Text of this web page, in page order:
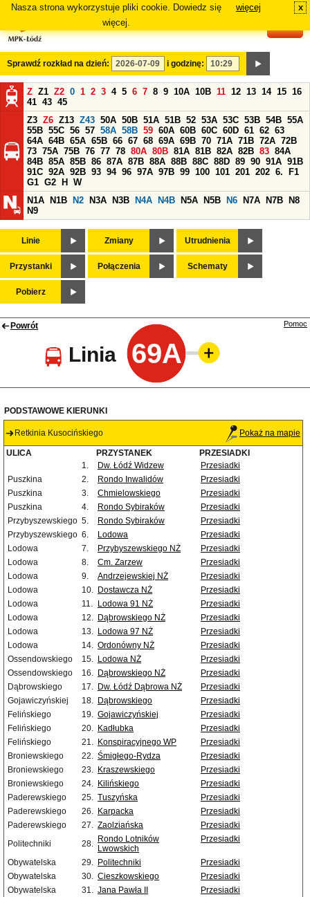
Nasza strona wykorzystuje pliki cookie. Dowiedz się
więcej.
więcej x
Sprawdź rozkład na dzień: i godzinę:
Z Z1 Z2 0 1 2 3 4 5 6 7 8 9 10A 10B 11 12 13 14 15 16
41 43 45
Z3 Z6 Z13 Z43 50A 50B 51A 51B 52 53A 53C 53B 54B 55A
55B 55C 56 57 58A 58B 59 60A 60B 60C 60D 61 62 63
64A 64B 65A 65B 66 67 68 69A 69B 70 71A 71B 72A 72B
73 75A 75B 76 77 78 80A 80B 81A 81B 82A 82B 83 84A
84B 85A 85B 86 87A 87B 88A 88B 88C 88D 89 90 91A 91B
91C 92A 92B 93 94 96 97A 97B 99 100 101 201 202 6.
F1
G1 G2 H
W
N1A
N1B N2 N3A N3B N4A N4B N5A N5B N6 N7A N7B
N8
N9
Linie Zmiany Utrudnienia
Przystanki Połączenia Schematy
Pobierz
Powrót
Linia 69A
Pomoc
PODSTAWOWE KIERUNKI
Retkinia Kusocińskiego Pokaż na mapie
ULICA PRZYSTANEK
PRZESIADKI
1.
Dw. Łódź Widzew
Przesiadki
Puszkina
2. Rondo Inwalidów
Przesiadki
Puszkina
3. Chmielowskiego
Przesiadki
Puszkina
4. Rondo Sybiraków
Przesiadki
Przybyszewskiego 5. Rondo Sybiraków
Przesiadki
Przybyszewskiego 6. Lodowa
Przesiadki
Lodowa
7. Przybyszewskiego NŻ
Przesiadki
Lodowa
8. Cm. Zarzew
Przesiadki
Lodowa
9. Andrzejewskiej NŻ
Przesiadki
Lodowa
10. Dostawcza NŻ
Przesiadki
Lodowa
11. Lodowa 91 NŻ
Przesiadki
Lodowa
12. Dąbrowskiego NŻ
Przesiadki
Lodowa
13. Lodowa 97 NŻ
Przesiadki
Lodowa
14. Ordonówny NŻ
Przesiadki
Ossendowskiego
15. Lodowa NŻ
Przesiadki
Ossendowskiego
16. Dąbrowskiego NŻ
Przesiadki
Dąbrowskiego
17. Dw. Łódź Dąbrowa NŻ
Przesiadki
Gojawiczyńskiej
18. Dąbrowskiego
Przesiadki
Felińskiego
19. Gojawiczyńskiej
Przesiadki
Felińskiego
20. Kadłubka
Przesiadki
Felińskiego
21. Konspiracyjnego WP
Przesiadki
Broniewskiego
22. Śmigłego-Rydza
Przesiadki
Broniewskiego
23. Kraszewskiego
Przesiadki
Broniewskiego
24. Kilińskiego
Przesiadki
Paderewskiego
25. Tuszyńska
Przesiadki
Paderewskiego
26. Karpacka
Przesiadki
Paderewskiego
27. Zaolziańska
Przesiadki
Politechniki
28. Rondo Lotników
Lwowskich
Przesiadki
Obywatelska 29. Politechniki
Przesiadki
Obywatelska
30. Cieszkowskiego
Przesiadki
Obywatelska
31. Jana Pawła II
Przesiadki